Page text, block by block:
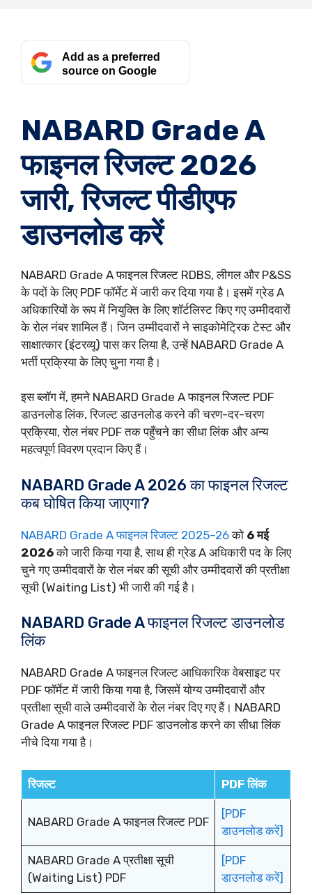
Add as a preferred
source on Google
NABARD Grade A
फाइनल रिजल्ट 2026
जारी, रिजल्ट पीडीएफ
डाउनलोड करें
NABARD Grade A फाइनल रिजल्ट RDBS, लीगल और P&SS
के पदों के लिए PDF फॉर्मेट में जारी कर दिया गया है। इसमें ग्रेड A
अधिकारियों के रूप में नियुक्ति के लिए शॉर्टलिस्ट किए गए उम्मीदवारों
के रोल नंबर शामिल हैं। जिन उम्मीदवारों ने साइकोमेट्रिक टेस्ट और
साक्षात्कार (इंटरव्यू) पास कर लिया है, उन्हें NABARD Grade A
भर्ती प्रक्रिया के लिए चुना गया है।
इस ब्लॉग में, हमने NABARD Grade A फाइनल रिजल्ट PDF
डाउनलोड लिंक, रिजल्ट डाउनलोड करने की चरण-दर-चरण
प्रक्रिया, रोल नंबर PDF तक पहुँचने का सीधा लिंक और अन्य
महत्वपूर्ण विवरण प्रदान किए हैं।
NABARD Grade A 2026 का फाइनल रिजल्ट
कब घोषित किया जाएगा?
NABARD Grade A फाइनल रिजल्ट 2025–26को 6 मई
2026को जारी किया गया है, साथ ही ग्रेड A अधिकारी पद के लिए
चुने गए उम्मीदवारों के रोल नंबर की सूची और उम्मीदवारों की प्रतीक्षा
सूची (Waiting List) भी जारी की गई है।
NABARD Grade A फाइनल रिजल्ट डाउनलोड
लिंक
NABARD Grade A फाइनल रिजल्ट आधिकारिक वेबसाइट पर
PDF फॉर्मेट में जारी किया गया है, जिसमें योग्य उम्मीदवारों और
प्रतीक्षा सूची वाले उम्मीदवारों के रोल नंबर दिए गए हैं। NABARD
Grade A फाइनल रिजल्ट PDF डाउनलोड करने का सीधा लिंक
नीचे दिया गया है।
रिजल्ट PDF लिंक
NABARD Grade A फाइनल रिजल्ट PDF
[PDF
डाउनलोड करें]
NABARD Grade A प्रतीक्षा सूची
(Waiting List) PDF
[PDF
डाउनलोड करें]